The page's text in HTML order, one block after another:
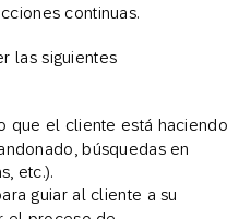
continuas.
las siguientes
que el cliente está haciendo
búsquedas en
etc.).
guiar al cliente a su